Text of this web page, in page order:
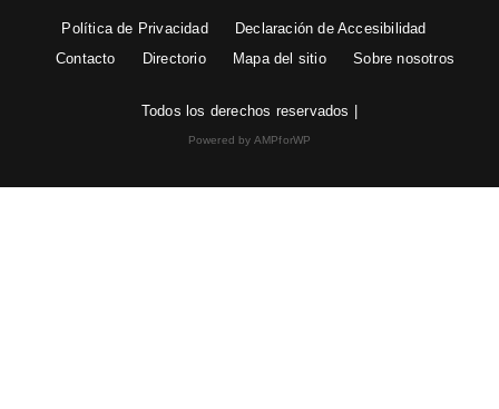
Política de Privacidad
Declaración de Accesibilidad
Contacto
Directorio Mapa del sitio Sobre nosotros
Todos los derechos reservados |
Powered by AMPforWP